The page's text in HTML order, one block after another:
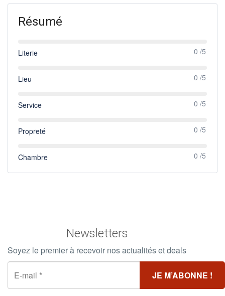
Résumé
Literie 0 /5
Lieu 0 /5
Service 0 /5
Propreté 0 /5
Chambre 0 /5
Newsletters
Soyez le premier à recevoir nos actualités et deals